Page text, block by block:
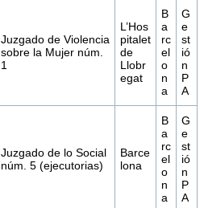
Juzgado de Violencia
sobre la Mujer núm.
1
L’Hos
pitalet
de
Llobr
egat
B
a
rc
el
o
n
a
G
e
st
ió
n
P
A
Juzgado de lo Social
núm. 5 (ejecutorias)
Barce
lona
B
a
rc
el
o
n
a
G
e
st
ió
n
P
A